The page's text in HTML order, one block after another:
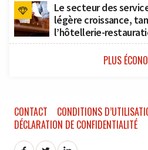
Le secteur des
légère croissance,
l’hôtellerie-
PLUS
CONTACT
CONDITIONS
DÉCLARATION DE CONFIDENTIALITÉ